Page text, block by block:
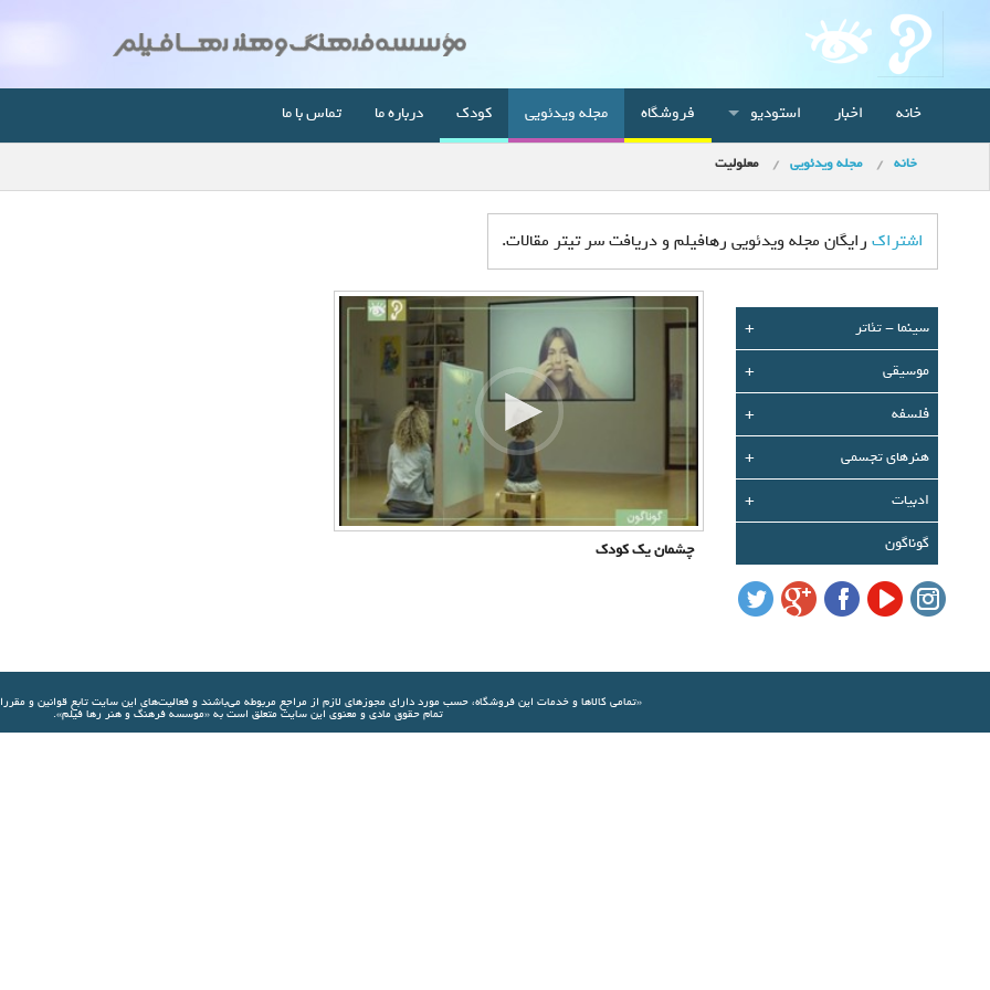
خانه اخبار استودیو فروشگاه مجله ویدئویی کودک درباره ما تماس با ما
خانه مجله ویدئویی معلولیت
اشتراک رایگان مجله ویدئویی رهافیلم و دریافت سر تیتر مقالات.
سينما - تئاتر
+
موسیقی
+
فلسفه
+
هنرهای تجسمی
+
ادبیات
+
گوناگون
چشمان یک کودک
«تمامي كالاها و خدمات اين فروشگاه، حسب مورد دارای مجوزهای لازم از مراجع مربوطه مي‌باشند و فعاليت‌های اين سايت تابع قوانين و
تمام حقوق مادی و معنوی این سایت متعلق است به «موسسه فرهنگ و هنر رها فیلم».